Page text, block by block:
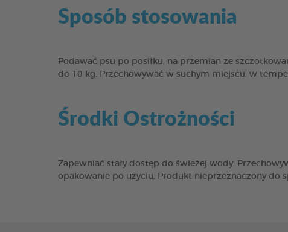
Sposób stosowania
Podawać psu po posiłku, na przemian ze
do 10 kg. Przechowywać w suchym miejscu, w
Środki Ostrożności
Zapewniać stały dostęp do świeżej wody.
opakowanie po użyciu. Produkt nieprzeznaczony do